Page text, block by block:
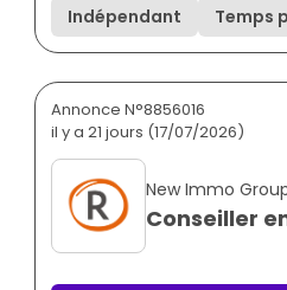
Indépendant
Temps
Annonce N°8856016
il y a 21 jours (17/07/2026)
New Immo
Conseiller